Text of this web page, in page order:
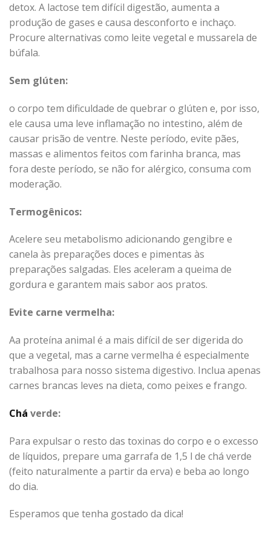
detox. A lactose tem difícil digestão, aumenta a
produção de gases e causa desconforto e inchaço.
Procure alternativas como leite vegetal e mussarela de
búfala.
Sem glúten:
o corpo tem dificuldade de quebrar o glúten e, por isso,
ele causa uma leve inflamação no intestino, além de
causar prisão de ventre. Neste período, evite pães,
massas e alimentos feitos com farinha branca, mas
fora deste período, se não for alérgico, consuma com
moderação.
Termogênicos:
Acelere seu metabolismo adicionando gengibre e
canela às preparações doces e pimentas às
preparações salgadas. Eles aceleram a queima de
gordura e garantem mais sabor aos pratos.
Evite carne vermelha:
Aa proteína animal é a mais difícil de ser digerida do
que a vegetal, mas a carne vermelha é especialmente
trabalhosa para nosso sistema digestivo. Inclua apenas
carnes brancas leves na dieta, como peixes e frango.
Chá verde:
Para expulsar o resto das toxinas do corpo e o excesso
de líquidos, prepare uma garrafa de 1,5 l de chá verde
(feito naturalmente a partir da erva) e beba ao longo
do dia.
Esperamos que tenha gostado da dica!